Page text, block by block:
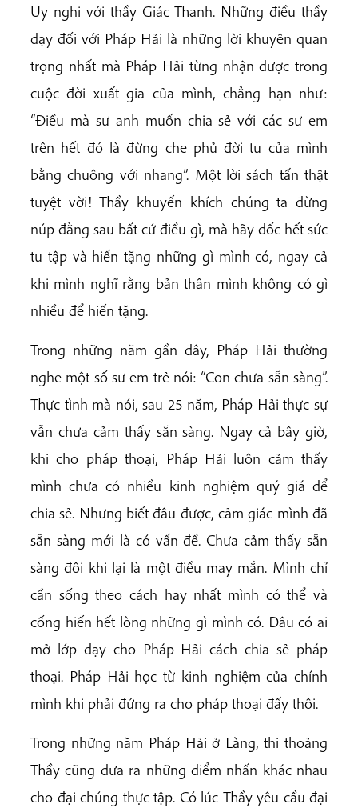
Uy nghi với thầy Giác Thanh. Những điều thầy
dạy đối với Pháp Hải là những lời khuyên quan
trọng nhất mà Pháp Hải từng nhận được trong
cuộc đời xuất gia của mình, chẳng hạn như:
“Điều mà sư anh muốn chia sẻ với các sư em
trên hết đó là đừng che phủ đời tu của mình
bằng chuông với nhang”. Một lời sách tấn thật
tuyệt vời! Thầy khuyến khích chúng ta đừng
núp đằng sau bất cứ điều gì, mà hãy dốc hết sức
tu tập và hiến tặng những gì mình có, ngay cả
khi mình nghĩ rằng bản thân mình không có gì
nhiều để hiến tặng.
Trong những năm gần đây, Pháp Hải thường
nghe một số sư em trẻ nói: “Con chưa sẵn sàng”.
Thực tình mà nói, sau 25 năm, Pháp Hải thực sự
vẫn chưa cảm thấy sẵn sàng. Ngay cả bây giờ,
khi cho pháp thoại, Pháp Hải luôn cảm thấy
mình chưa có nhiều kinh nghiệm quý giá để
chia sẻ. Nhưng biết đâu được, cảm giác mình đã
sẵn sàng mới là có vấn đề. Chưa cảm thấy sẵn
sàng đôi khi lại là một điều may mắn. Mình chỉ
cần sống theo cách hay nhất mình có thể và
cống hiến hết lòng những gì mình có. Đâu có ai
mở lớp dạy cho Pháp Hải cách chia sẻ pháp
thoại. Pháp Hải học từ kinh nghiệm của chính
mình khi phải đứng ra cho pháp thoại đấy thôi.
Trong những năm Pháp Hải ở Làng, thi thoảng
Thầy cũng đưa ra những điểm nhấn khác nhau
cho đại chúng thực tập. Có lúc Thầy yêu cầu đại